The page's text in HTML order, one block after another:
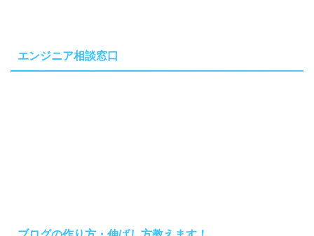
エンジニア相談窓口